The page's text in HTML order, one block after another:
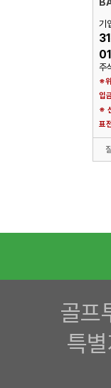
기
주
※
입
※
표
골프
특